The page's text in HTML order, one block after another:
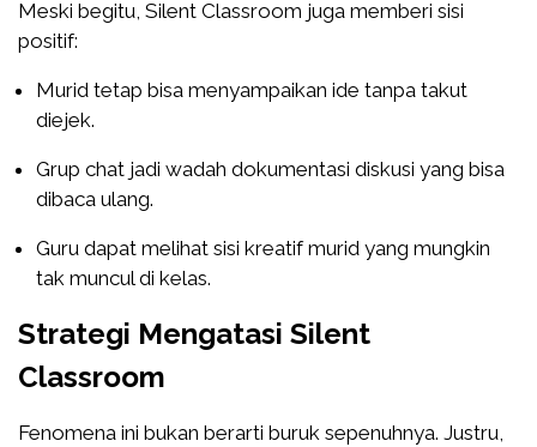
Meski begitu, Silent Classroom juga memberi sisi
positif:
Murid tetap bisa menyampaikan ide tanpa takut
diejek.
Grup chat jadi wadah dokumentasi diskusi yang bisa
dibaca ulang.
Guru dapat melihat sisi kreatif murid yang mungkin
tak muncul di kelas.
Strategi Mengatasi Silent
Classroom
Fenomena ini bukan berarti buruk sepenuhnya. Justru,